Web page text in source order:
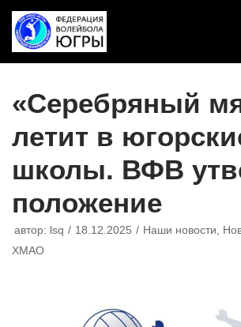
Перейти
к
«Серебряный
летит в
школы. ВФВ
положение
автор: lsq 18.12.2025 Наши новости
ХМАО